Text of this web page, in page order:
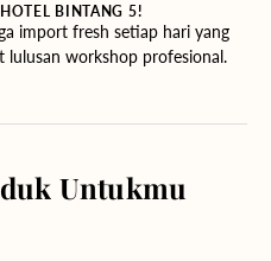
BINTANG 5!
import fresh setiap hari yang
lulusan workshop profesional.
Untukmu